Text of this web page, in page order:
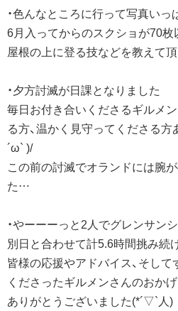
・色んなところに行って写真いっ
6月入ってからのスクショが70枚
屋根の上に登る技などを教えて
・夕方討滅が日課となりました
毎日お付き合いくださるギルメ
る方、温かく見守ってくださる
´ω` )/
この前の討滅でオランドには腕
た…
・やーーーっと2人でグレンサン
別日と合わせて計5.6時間挑み
皆様の応援やアドバイス、そし
くださったギルメンさんのおか
ありがとうございました(*´▽`人)